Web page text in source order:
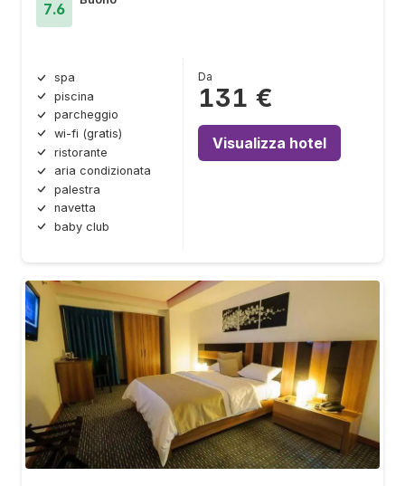
7.6
spa
piscina
parcheggio
wi-fi (gratis)
ristorante
aria condizionata
palestra
navetta
baby club
Da
131 €
Visualizza hotel